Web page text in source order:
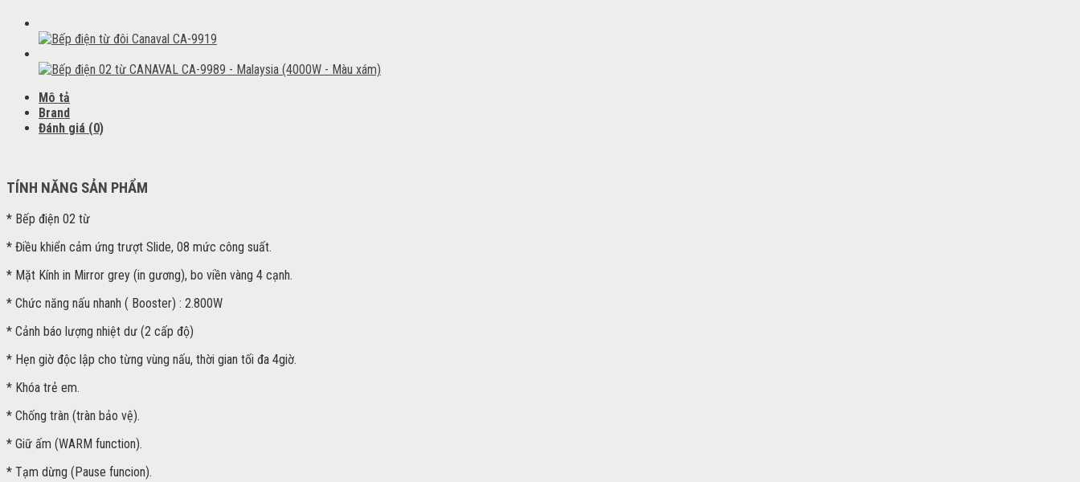
Mô tả
Brand
Đánh giá (0)
TÍNH NĂNG SẢN PHẨM
* Bếp điện 02 từ
* Điều khiển cảm ứng trượt Slide, 08 mức công suất.
* Mặt Kính in Mirror grey (in gương), bo viền vàng 4 cạnh.
* Chức năng nấu nhanh ( Booster) : 2.800W
* Cảnh báo lượng nhiệt dư (2 cấp độ)
* Hẹn giờ độc lập cho từng vùng nấu, thời gian tối đa 4giờ.
* Khóa trẻ em.
* Chống tràn (tràn bảo vệ).
* Giữ ấm (WARM function).
* Tạm dừng (Pause funcion).